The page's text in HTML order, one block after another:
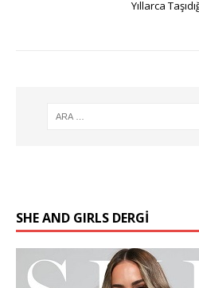
Yıllarca
SHE AND GIRLS DERGİ